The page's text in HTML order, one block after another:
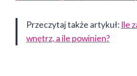
Przeczytaj także artykuł: Ile
wnętrz, a ile powinien?